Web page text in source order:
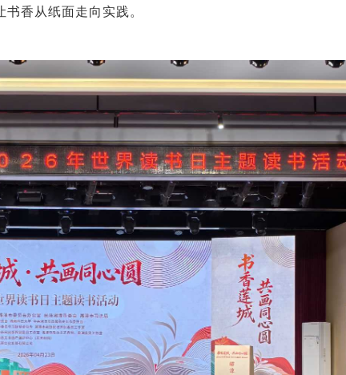
香从纸面走向实践。